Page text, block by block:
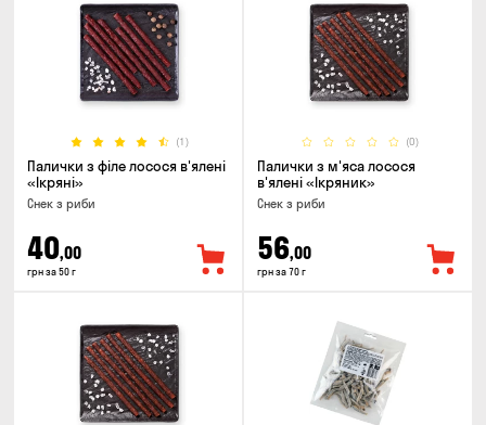
(1)
Палички з філе лосося в'ялені
«Ікряні»
Снек з риби
40,00
грн за 50 г
(0)
Палички з м'яса лосося
в'ялені «Ікряник»
Снек з риби
56,00
грн за 70 г